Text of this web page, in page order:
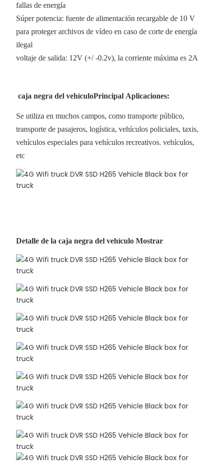
fallas de energía
Súper potencia: fuente de alimentación recargable de 10 V
para proteger archivos de vídeo en caso de corte de energía
ilegal
voltaje de salida: 12V (+/ -0.2v), la corriente máxima es 2A
caja negra del vehículoPrincipal Aplicaciones:
Se utiliza en muchos campos, como transporte público,
transporte de pasajeros, logística, vehículos policiales, taxis,
vehículos especiales para vehículos recreativos. vehículos,
etc
Detalle de la caja negra del vehículo Mostrar